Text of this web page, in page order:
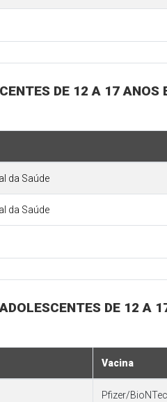
DE 12 A 17
da Saúde
da Saúde
DE 12 A
Vacina
Pfizer/